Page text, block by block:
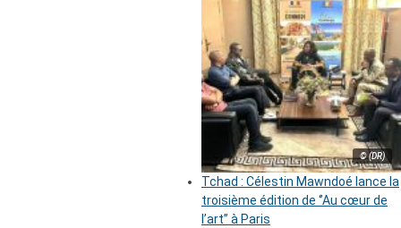
© (DR)
Tchad : Célestin Mawndoé lance la
troisième édition de ‘’Au cœur de
l’art’’ à Paris